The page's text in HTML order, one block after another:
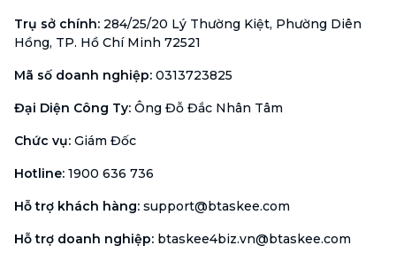
Trụ sở chính: 284/25/20 Lý Thường Kiệt, Phường Diên
Hồng, TP. Hồ Chí Minh 72521
Mã số doanh nghiệp: 0313723825
Đại Diện Công Ty: Ông Đỗ Đắc Nhân Tâm
Chức vụ: Giám Đốc
Hotline: 1900 636 736
Hỗ trợ khách hàng: support@btaskee.com
Hỗ trợ doanh nghiệp: btaskee4biz.vn@btaskee.com